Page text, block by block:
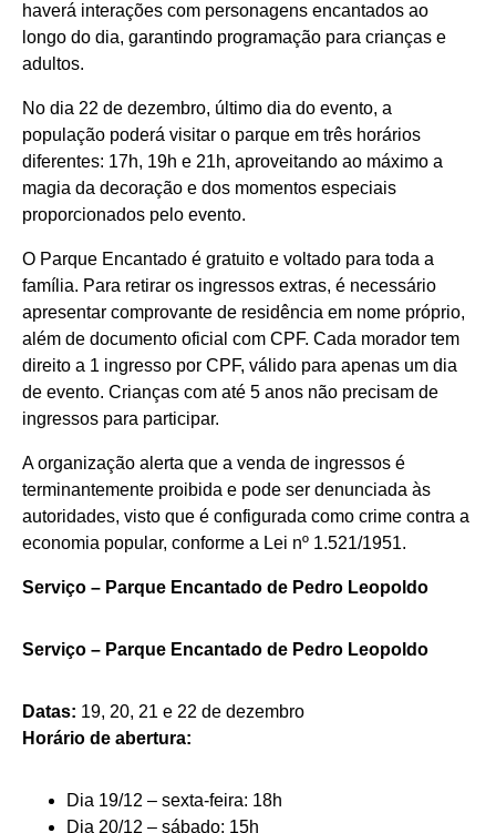
haverá interações com personagens encantados ao
longo do dia, garantindo programação para crianças e
adultos.
No dia 22 de dezembro, último dia do evento, a
população poderá visitar o parque em três horários
diferentes: 17h, 19h e 21h, aproveitando ao máximo a
magia da decoração e dos momentos especiais
proporcionados pelo evento.
O Parque Encantado é gratuito e voltado para toda a
família. Para retirar os ingressos extras, é necessário
apresentar comprovante de residência em nome próprio,
além de documento oficial com CPF. Cada morador tem
direito a 1 ingresso por CPF, válido para apenas um dia
de evento. Crianças com até 5 anos não precisam de
ingressos para participar.
A organização alerta que a venda de ingressos é
terminantemente proibida e pode ser denunciada às
autoridades, visto que é configurada como crime contra a
economia popular, conforme a Lei nº 1.521/1951.
Serviço – Parque Encantado de Pedro Leopoldo
Serviço – Parque Encantado de Pedro Leopoldo
Datas: 19, 20, 21 e 22 de dezembro
Horário de abertura:
Dia 19/12 – sexta-feira: 18h
Dia 20/12 – sábado: 15h